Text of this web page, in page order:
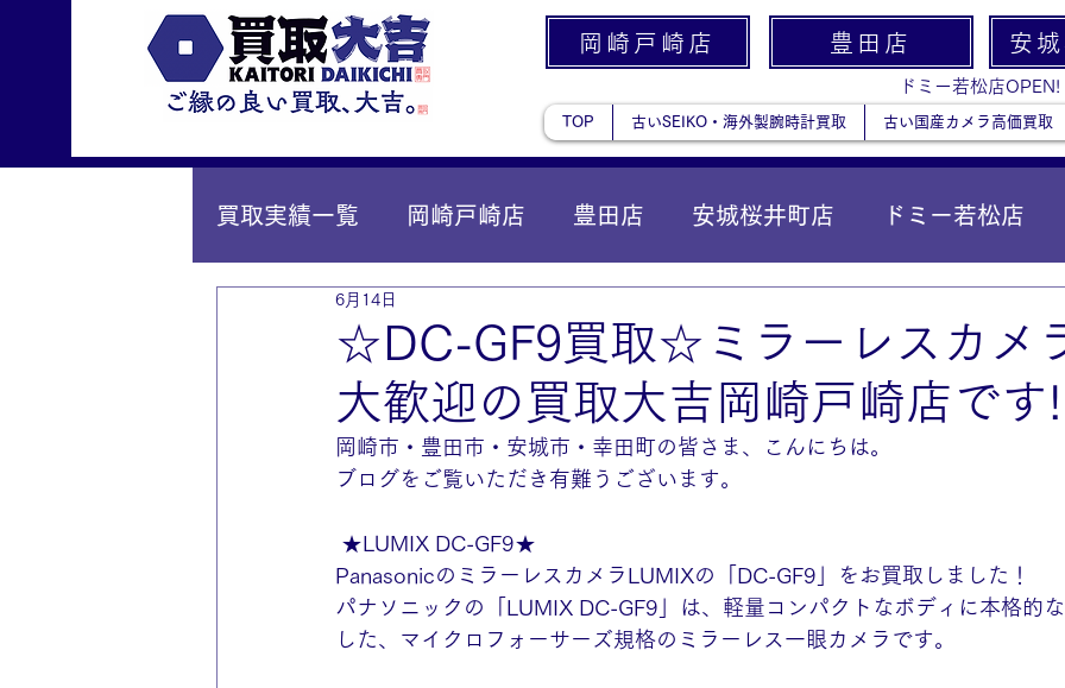
岡崎戸崎店 豊田店 安
ドミー若松店OPEN!
TOP 古いSEIKO・海外製腕時計買取 古い国産カメラ高価買取
買取実績一覧 岡崎戸崎店 豊田店 安城桜井町店 ドミー若松店
IY安城店（安城桜井町店に統合）
☆DC-GF9買取☆ミラーレスカメ
大歓迎の買取大吉岡崎戸崎店です
6月14日
岡崎市・豊田市・安城市・幸田町の皆さま、こんにちは。
ブログをご覧いただき有難うございます。
★LUMIX DC-GF9★
PanasonicのミラーレスカメラLUMIXの「DC-GF9」をお買取しました！
パナソニックの「LUMIX DC-GF9」は、軽量コンパクトなボディに本格的
した、マイクロフォーサーズ規格のミラーレス一眼カメラです。